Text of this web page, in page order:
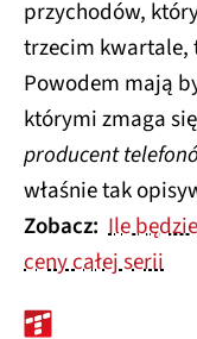
przychodów,
trzecim kwartale,
Powodem mają
którymi zmaga się
producent
właśnie tak
Zobacz: Ile
ceny całej serii